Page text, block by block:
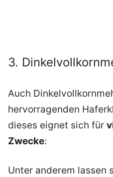
3.
Auch
hervorragenden
dieses eignet sich für
Zwecke:
Unter anderem lassen